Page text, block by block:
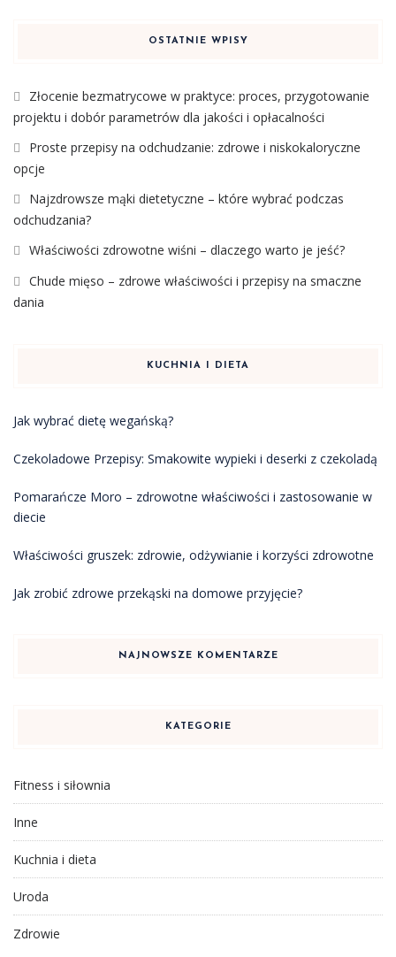
OSTATNIE WPISY
Złocenie bezmatrycowe w praktyce: proces, przygotowanie
projektu i dobór parametrów dla jakości i opłacalności
Proste przepisy na odchudzanie: zdrowe i niskokaloryczne
opcje
Najzdrowsze mąki dietetyczne – które wybrać podczas
odchudzania?
Właściwości zdrowotne wiśni – dlaczego warto je jeść?
Chude mięso – zdrowe właściwości i przepisy na smaczne
dania
KUCHNIA I DIETA
Jak wybrać dietę wegańską?
Czekoladowe Przepisy: Smakowite wypieki i deserki z czekoladą
Pomarańcze Moro – zdrowotne właściwości i zastosowanie w
diecie
Właściwości gruszek: zdrowie, odżywianie i korzyści zdrowotne
Jak zrobić zdrowe przekąski na domowe przyjęcie?
NAJNOWSZE KOMENTARZE
KATEGORIE
Fitness i siłownia
Inne
Kuchnia i dieta
Uroda
Zdrowie